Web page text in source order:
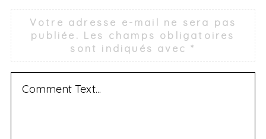
Votre adresse e-mail ne sera pas
publiée. Les champs obligatoires
sont indiqués avec*